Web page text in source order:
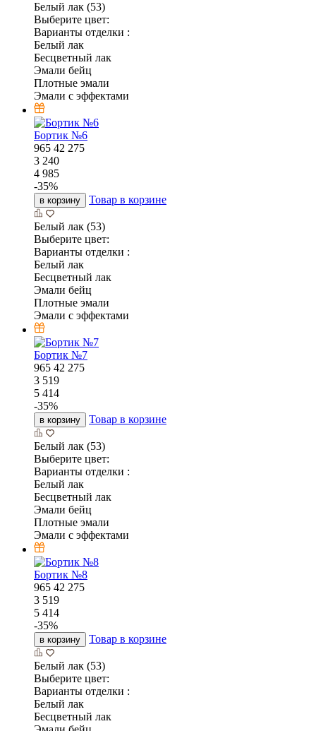
Белый лак (53)
Выберите цвет:
Варианты отделки :
Белый лак
Бесцветный лак
Эмали бейц
Плотные эмали
Эмали с эффектами
Бортик №6
965 42 275
3 240
4 985
-35%
в корзину Товар в корзине
Белый лак (53)
Выберите цвет:
Варианты отделки :
Белый лак
Бесцветный лак
Эмали бейц
Плотные эмали
Эмали с эффектами
Бортик №7
965 42 275
3 519
5 414
-35%
в корзину Товар в корзине
Белый лак (53)
Выберите цвет:
Варианты отделки :
Белый лак
Бесцветный лак
Эмали бейц
Плотные эмали
Эмали с эффектами
Бортик №8
965 42 275
3 519
5 414
-35%
в корзину Товар в корзине
Белый лак (53)
Выберите цвет:
Варианты отделки :
Белый лак
Бесцветный лак